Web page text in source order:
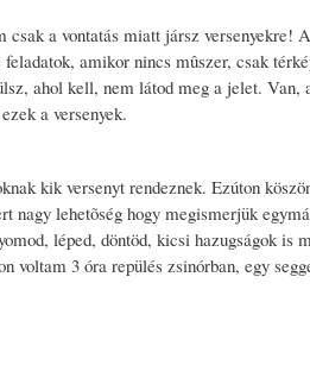
a vontatás miatt jársz versenyekre!
amikor nincs mûszer, csak
ahol kell, nem látod meg a jelet. Van,
a versenyek.
kik versenyt rendeznek. Ezúton
nagy lehetõség hogy megismerjük
léped, döntöd, kicsi hazugságok is
voltam 3 óra repülés zsinórban, egy